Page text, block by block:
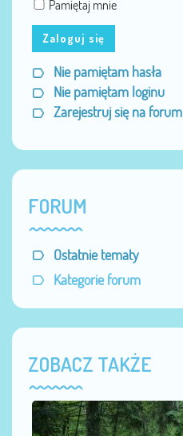
Pamiętaj mnie
Zaloguj się
Nie pamiętam hasła
Nie pamiętam loginu
Zarejestruj się na forum
FORUM
Ostatnie tematy
Kategorie forum
ZOBACZ TAKŻE